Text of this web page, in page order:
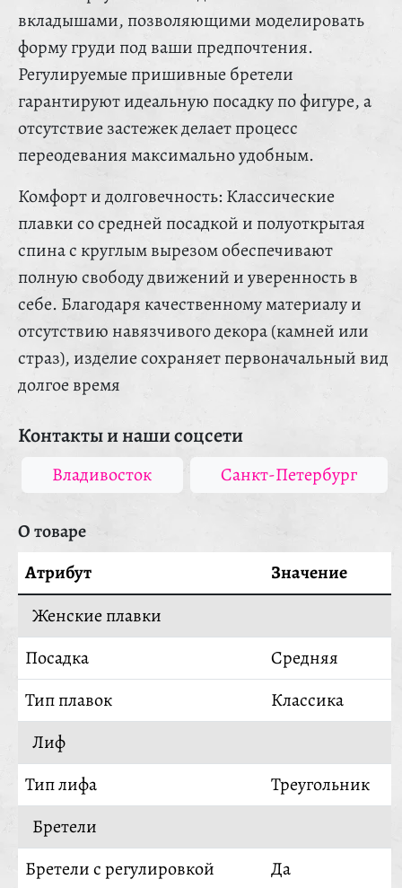
вкладышами, позволяющими моделировать
форму груди под ваши предпочтения.
Регулируемые пришивные бретели
гарантируют идеальную посадку по фигуре, а
отсутствие застежек делает процесс
переодевания максимально удобным.
Комфорт и долговечность: Классические
плавки со средней посадкой и полуоткрытая
спина с круглым вырезом обеспечивают
полную свободу движений и уверенность в
себе. Благодаря качественному материалу и
отсутствию навязчивого декора (камней или
страз), изделие сохраняет первоначальный вид
долгое время
Контакты и наши соцсети
Владивосток Санкт-Петербург
О товаре
Атрибут
Значение
Женские плавки
Посадка
Средняя
Тип плавок
Классика
Лиф
Тип лифа
Треугольник
Бретели
Бретели с регулировкой
Да